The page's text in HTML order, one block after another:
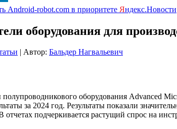
Android-robot.com в приоритете Яндекс.Новости
оборудования для
| Автор: Бальдер Нагвальевич
оборудования Advanced
за 2024 год. Результаты показали
подчеркивается растущий спрос на